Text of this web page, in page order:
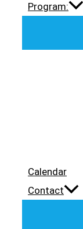
Program:
Calendar
Contact